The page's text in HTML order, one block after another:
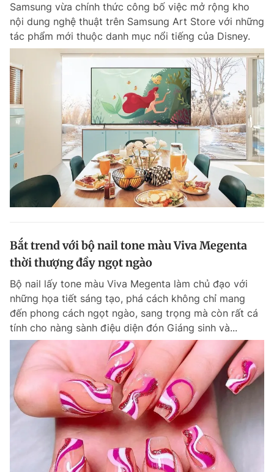
Chuyên mục khác
Chào ngày mới Tin 24h
Tin thị trường Tin 360
Magazine
Sản phẩm khác
Tiện ích Bạn cần biết
Thông tin tòa soạn Liên hệ quảng cáo
Đọc Thanh Niên trên điện thoại
Theo dõi báo trên
0906 645 777
Liên hệ quảng cáo
0908 780 404
Tin đã lưu
Tin đã xem
Samsung vừa chính thức công bố việc mở rộng kho
nội dung nghệ thuật trên Samsung Art Store với những
tác phẩm mới thuộc danh mục nổi tiếng của Disney.
Bắt trend với bộ nail tone màu Viva Megenta
thời thượng đầy ngọt ngào
Bộ nail lấy tone màu Viva Megenta làm chủ đạo với
những họa tiết sáng tạo, phá cách không chỉ mang
đến phong cách ngọt ngào, sang trọng mà còn rất cá
tính cho nàng sành điệu diện đón Giáng sinh và...